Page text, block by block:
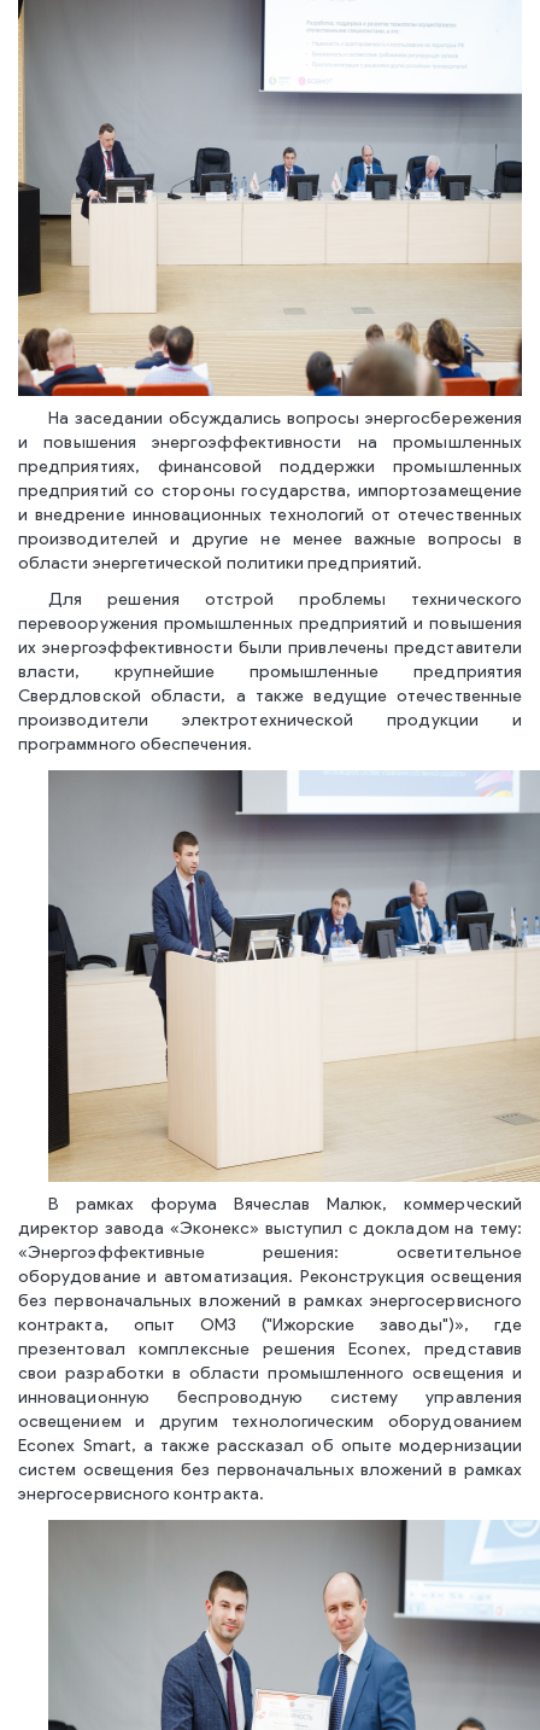
На заседании обсуждались вопросы энергосбережения
и повышения энергоэффективности на промышленных
предприятиях, финансовой поддержки промышленных
предприятий со стороны государства, импортозамещение
и внедрение инновационных технологий от отечественных
производителей и другие не менее важные вопросы в
области энергетической политики предприятий.
Для решения отстрой проблемы технического
перевооружения промышленных предприятий и повышения
их энергоэффективности были привлечены представители
власти, крупнейшие промышленные предприятия
Свердловской области, а также ведущие отечественные
производители электротехнической продукции и
программного обеспечения.
В рамках форума Вячеслав Малюк, коммерческий
директор завода «Эконекс» выступил с докладом на тему:
«Энергоэффективные решения: осветительное
оборудование и автоматизация. Реконструкция освещения
без первоначальных вложений в рамках энергосервисного
контракта, опыт ОМЗ ("Ижорские заводы")», где
презентовал комплексные решения Econex, представив
свои разработки в области промышленного освещения и
инновационную беспроводную систему управления
освещением и другим технологическим оборудованием
Econex Smart, а также рассказал об опыте модернизации
систем освещения без первоначальных вложений в рамках
энергосервисного контракта.